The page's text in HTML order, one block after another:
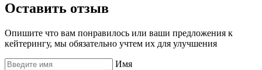
Оставить отзыв
Опишите что вам понравилось или ваши предложения к
кейтерингу, мы обязательно учтем их для улучшения
Имя